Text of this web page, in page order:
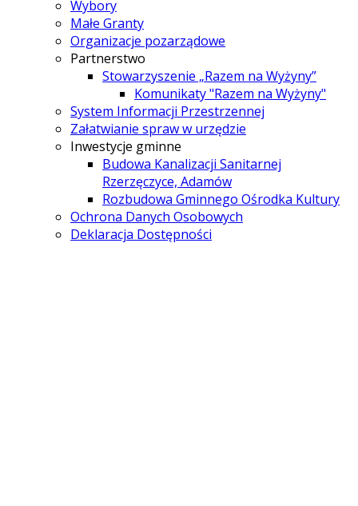
Wybory
Małe Granty
Organizacje pozarządowe
Partnerstwo
Stowarzyszenie „Razem na Wyżyny”
Komunikaty "Razem na Wyżyny"
System Informacji Przestrzennej
Załatwianie spraw w urzędzie
Inwestycje gminne
Budowa Kanalizacji Sanitarnej
Rzerzęczyce, Adamów
Rozbudowa Gminnego Ośrodka Kultury
Ochrona Danych Osobowych
Deklaracja Dostępności